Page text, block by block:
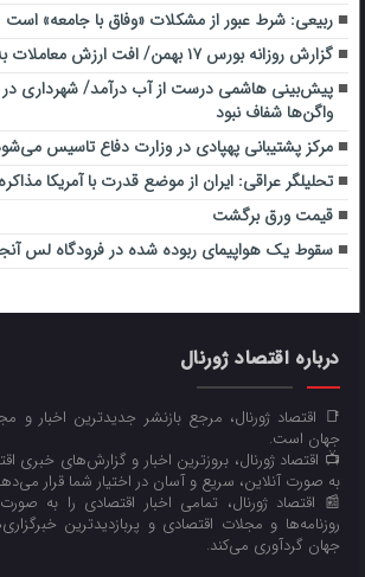
ربیعی: شرط عبور از مشکلات «وفاق با جامعه» است
گزارش روزانه بورس ۱۷ بهمن/ افت ارزش معاملات به زیر ۴ همت
پیش‌بینی هاشمی درست از آب درآمد/ شهرداری
واگن‌ها شفاف نبود
مرکز پشتیبانی پهپادی در وزارت دفاع تاسیس
تحلیلگر عراقی: ایران از موضع قدرت با آمریکا
قیمت ورق برگشت
سقوط یک هواپیمای ربوده شده در فرودگاه لس
درباره اقتصاد ژورنال
📑 اقتصاد ژورنال، مرجع بازنشر جدیدترین اخبار و
جهان است.
📺 اقتصاد ژورنال، بروزترین اخبار و گزارش‌های خبری
به صورت آنلاین، سریع و آسان در اختیار شما قرار
📰 اقتصاد ژورنال، تمامی اخبار اقتصادی را به صورت
روزنامه‌ها و مجلات اقتصادی و پربازدیدترین
جهان گردآوری می‌کند.